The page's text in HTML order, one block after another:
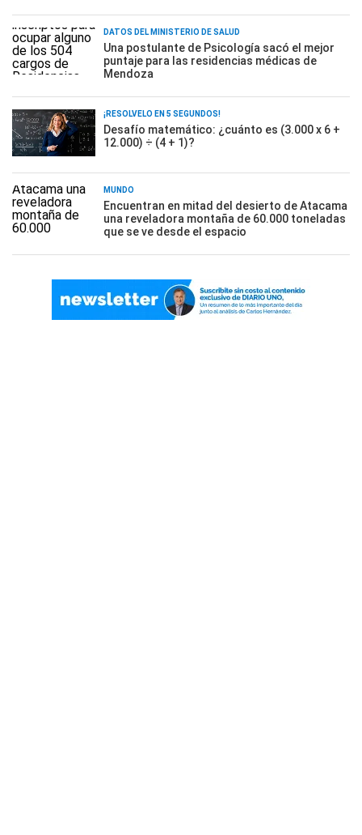
DATOS DEL MINISTERIO DE SALUD
Una postulante de Psicología sacó el mejor
puntaje para las residencias médicas de
Mendoza
¡RESOLVELO EN 5 SEGUNDOS!
Desafío matemático: ¿cuánto es (3.000 x 6 +
12.000) ÷ (4 + 1)?
MUNDO
Encuentran en mitad del desierto de Atacama
una reveladora montaña de 60.000 toneladas
que se ve desde el espacio